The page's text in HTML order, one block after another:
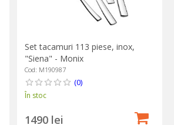
Set tacamuri 113 piese, inox,
"Siena" - Monix
Cod: M190987
(0)
În stoc
1490 lei